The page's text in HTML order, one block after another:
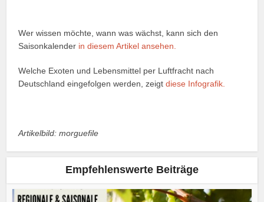
Wer wissen möchte, wann was wächst, kann sich den
Saisonkalender in diesem Artikel ansehen.
Welche Exoten und Lebensmittel per Luftfracht nach
Deutschland eingefolgen werden, zeigtdiese Infografik.
Artikelbild: morguefile
Empfehlenswerte Beiträge